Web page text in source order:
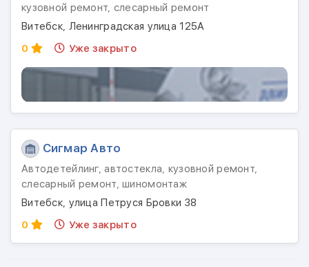
кузовной ремонт, слесарный ремонт
Витебск, Ленинградская улица 125А
0
Уже закрыто
Сигмар Авто
Автодетейлинг, автостекла, кузовной ремонт,
слесарный ремонт, шиномонтаж
Витебск, улица Петруся Бровки 38
0
Уже закрыто